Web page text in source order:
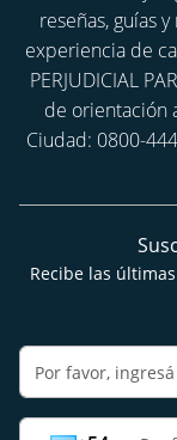
reseñas, guías
experiencia de
PERJUDICIAL
de orientación
Ciudad: 0800-
Recibe las